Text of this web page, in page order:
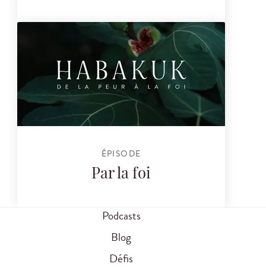
ÉPISODE
Par la foi
Podcasts
Blog
Défis